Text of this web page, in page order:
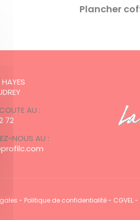
Plancher
HAYES
AU :
72
NOUS AU :
- Politique de confidentialité- CGVEL-